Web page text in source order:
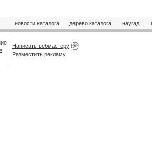
новости каталога дерево каталога наугад!
Написать вебмастеру
Разместить рекламу